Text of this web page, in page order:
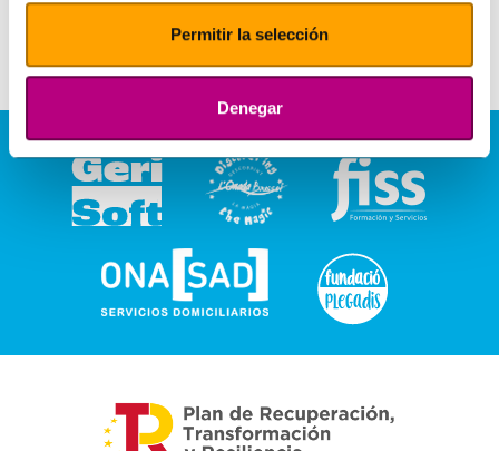
Permitir la selección
Denegar